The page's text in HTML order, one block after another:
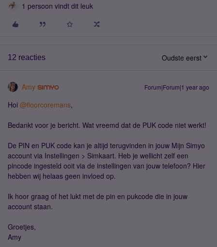
1 persoon vindt dit leuk
12 reacties Oudste eerst
Amy Forum|Forum|1 year ago
Hoi ​ @floorcoremans,
Bedankt voor je bericht. Wat vreemd dat de PUK code niet werkt!
De PIN en PUK code kan je altijd terugvinden in jouw Mijn Simyo
account via Instellingen > Simkaart. Heb je wellicht zelf een
pincode ingesteld ooit via de instellingen van jouw telefoon? Hier
hebben wij helaas geen invloed op.
Ik hoor graag of het lukt met de pin en pukcode die in jouw
account staan.
Groetjes,
Amy